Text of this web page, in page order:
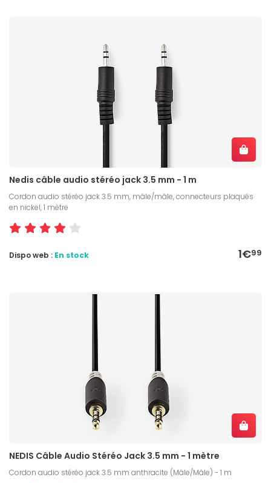
Nedis câble audio stéréo jack 3.5 mm - 1 m
Cordon audio stéréo jack 3.5 mm, mâle/mâle, connecteurs plaqués
en nickel, 1 mètre
1€99
Dispo web : En stock
NEDIS Câble Audio Stéréo Jack 3.5 mm - 1 mètre
Cordon audio stéréo jack 3.5 mm anthracite (Mâle/Mâle) - 1 m